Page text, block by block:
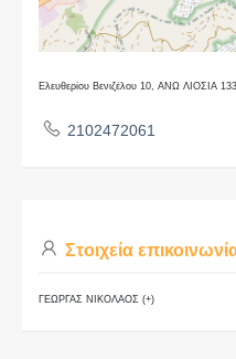
Ελευθερίου Βενιζέλου 10, ΑΝΩ ΛΙΟΣΙΑ
2102472061
Στοιχεία
ΓΕΩΡΓΑΣ ΝΙΚΟΛΑΟΣ (+)